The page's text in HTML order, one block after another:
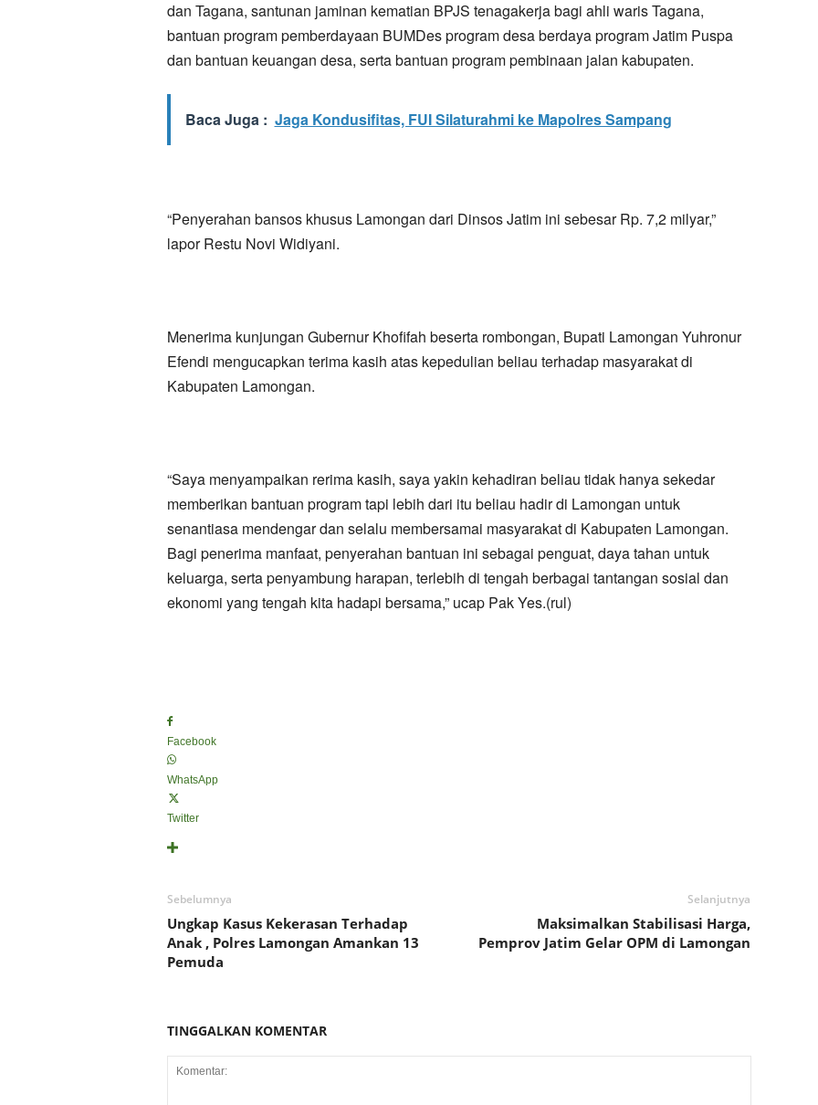
dan Tagana, santunan jaminan kematian BPJS tenagakerja bagi ahli waris Tagana,
bantuan program pemberdayaan BUMDes program desa berdaya program Jatim Puspa
dan bantuan keuangan desa, serta bantuan program pembinaan jalan kabupaten.
Baca Juga : Jaga Kondusifitas, FUI Silaturahmi ke Mapolres Sampang
“Penyerahan bansos khusus Lamongan dari Dinsos Jatim ini sebesar Rp. 7,2 milyar,”
lapor Restu Novi Widiyani.
Menerima kunjungan Gubernur Khofifah beserta rombongan, Bupati Lamongan Yuhronur
Efendi mengucapkan terima kasih atas kepedulian beliau terhadap masyarakat di
Kabupaten Lamongan.
“Saya menyampaikan rerima kasih, saya yakin kehadiran beliau tidak hanya sekedar
memberikan bantuan program tapi lebih dari itu beliau hadir di Lamongan untuk
senantiasa mendengar dan selalu membersamai masyarakat di Kabupaten Lamongan.
Bagi penerima manfaat, penyerahan bantuan ini sebagai penguat, daya tahan untuk
keluarga, serta penyambung harapan, terlebih di tengah berbagai tantangan sosial dan
ekonomi yang tengah kita hadapi bersama,” ucap Pak Yes.(rul)
Facebook
WhatsApp
Twitter
Sebelumnya
Ungkap Kasus Kekerasan Terhadap
Anak , Polres Lamongan Amankan 13
Pemuda
Selanjutnya
Maksimalkan Stabilisasi Harga,
Pemprov Jatim Gelar OPM di Lamongan
TINGGALKAN KOMENTAR